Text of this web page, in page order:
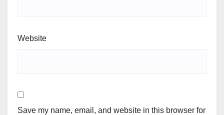
Website
Save my name, email, and website in this browser for